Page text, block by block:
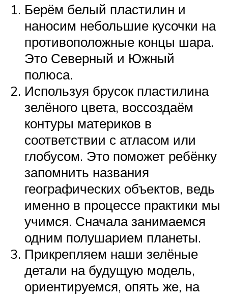
Берём белый пластилин и
наносим небольшие кусочки на
противоположные концы шара.
Это Северный и Южный
полюса.
Используя брусок пластилина
зелёного цвета, воссоздаём
контуры материков в
соответствии с атласом или
глобусом. Это поможет ребёнку
запомнить названия
географических объектов, ведь
именно в процессе практики мы
учимся. Сначала занимаемся
одним полушарием планеты.
Прикрепляем наши зелёные
детали на будущую модель,
ориентируемся, опять же, на